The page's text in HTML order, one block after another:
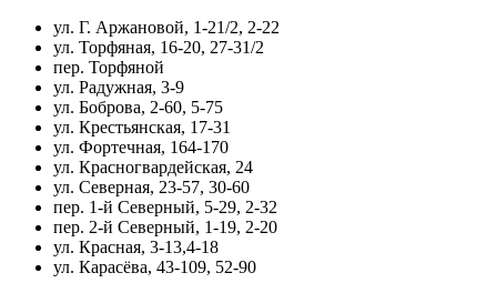
ул. Г. Аржановой, 1-21/2, 2-22
ул. Торфяная, 16-20, 27-31/2
пер. Торфяной
ул. Радужная, 3-9
ул. Боброва, 2-60, 5-75
ул. Крестьянская, 17-31
ул. Фортечная, 164-170
ул. Красногвардейская, 24
ул. Северная, 23-57, 30-60
пер. 1-й Северный, 5-29, 2-32
пер. 2-й Северный, 1-19, 2-20
ул. Красная, 3-13,4-18
ул. Карасёва, 43-109, 52-90